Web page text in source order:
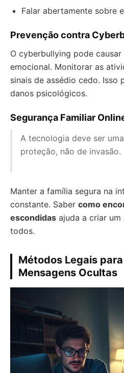
Falar abertamente sobre
Prevenção contra
O cyberbullying pode
emocional. Monitorar as
sinais de assédio cedo. Isso
danos psicológicos.
Segurança Familiar
A tecnologia deve ser
proteção, não de invasão.
Manter a família segura na
constante. Saber como
escondidas ajuda a criar um
todos.
Métodos Legais
Mensagens Ocultas